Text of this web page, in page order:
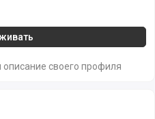
своего профиля